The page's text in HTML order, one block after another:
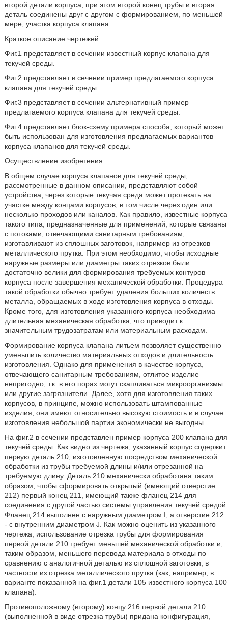
второй детали корпуса, при этом второй конец трубы и вторая
деталь соединены друг с другом с формированием, по меньшей
мере, участка корпуса клапана.
Краткое описание чертежей
Фиг.1 представляет в сечении известный корпус клапана для
текучей среды.
Фиг.2 представляет в сечении пример предлагаемого корпуса
клапана для текучей среды.
Фиг.3 представляет в сечении альтернативный пример
предлагаемого корпуса клапана для текучей среды.
Фиг.4 представляет блок-схему примера способа, который может
быть использован для изготовления предлагаемых вариантов
корпуса клапанов для текучей среды.
Осуществление изобретения
В общем случае корпуса клапанов для текучей среды,
рассмотренные в данном описании, представляют собой
устройства, через которые текучая среда может протекать на
участке между концами корпусов, в том числе через один или
несколько проходов или каналов. Как правило, известные корпуса
такого типа, предназначенные для применений, которые связаны
с потоками, отвечающими санитарным требованиям,
изготавливают из сплошных заготовок, например из отрезков
металлического прутка. При этом необходимо, чтобы исходные
наружные размеры или диаметры таких отрезков были
достаточно велики для формирования требуемых контуров
корпуса после завершения механической обработки. Процедура
такой обработки обычно требует удаления больших количеств
металла, обращаемых в ходе изготовления корпуса в отходы.
Кроме того, для изготовления указанного корпуса необходима
длительная механическая обработка, что приводит к
значительным трудозатратам или материальным расходам.
Формирование корпуса клапана литьем позволяет существенно
уменьшить количество материальных отходов и длительность
изготовления. Однако для применения в качестве корпуса,
отвечающего санитарным требованиям, отлитое изделие
непригодно, т.к. в его порах могут скапливаться микроорганизмы
или другие загрязнители. Далее, хотя для изготовления таких
корпусов, в принципе, можно использовать штампованные
изделия, они имеют относительно высокую стоимость и в случае
изготовления небольшой партии экономически не выгодны.
На фиг.2 в сечении представлен пример корпуса 200 клапана для
текучей среды. Как видно из чертежа, указанный корпус содержит
первую деталь 210, изготовленную посредством механической
обработки из трубы требуемой длины и/или отрезанной на
требуемую длину. Деталь 210 механически обработана таким
образом, чтобы сформировать открытый (имеющий отверстие
212) первый конец 211, имеющий также фланец 214 для
соединения с другой частью системы управления текучей средой.
Фланец 214 выполнен с наружным диаметром I, а отверстие 212
- с внутренним диаметром J. Как можно оценить из указанного
чертежа, использование отрезка трубы для формирования
первой детали 210 требует меньшей механической обработки и,
таким образом, меньшего перевода материала в отходы по
сравнению с аналогичной деталью из сплошной заготовки, в
частности из отрезка металлического прутка (как, например, в
варианте показанной на фиг.1 детали 105 известного корпуса 100
клапана).
Противоположному (второму) концу 216 первой детали 210
(выполненной в виде отрезка трубы) придана конфигурация,